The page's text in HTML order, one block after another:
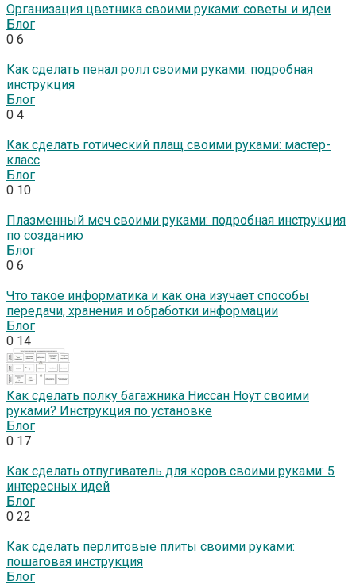
Организация цветника своими руками: советы и идеи
Блог
0 6
Как сделать пенал ролл своими руками: подробная
инструкция
Блог
0 4
Как сделать готический плащ своими руками: мастер-
класс
Блог
0 10
Плазменный меч своими руками: подробная инструкция
по созданию
Блог
0 6
Что такое информатика и как она изучает способы
передачи, хранения и обработки информации
Блог
0 14
Как сделать полку багажника Ниссан Ноут своими
руками? Инструкция по установке
Блог
0 17
Как сделать отпугиватель для коров своими руками: 5
интересных идей
Блог
0 22
Как сделать перлитовые плиты своими руками:
пошаговая инструкция
Блог